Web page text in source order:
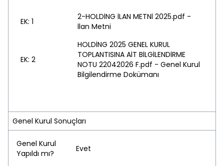
EK: 1
2-HOLDİNG İLAN METNİ 2025.pdf -
İlan Metni
EK: 2
HOLDİNG 2025 GENEL KURUL
TOPLANTISINA AİT BİLGİLENDİRME
NOTU 22042026 F.pdf - Genel Kurul
Bilgilendirme Dokümanı
Genel Kurul Sonuçları
Genel Kurul
Yapıldı mı?
Evet